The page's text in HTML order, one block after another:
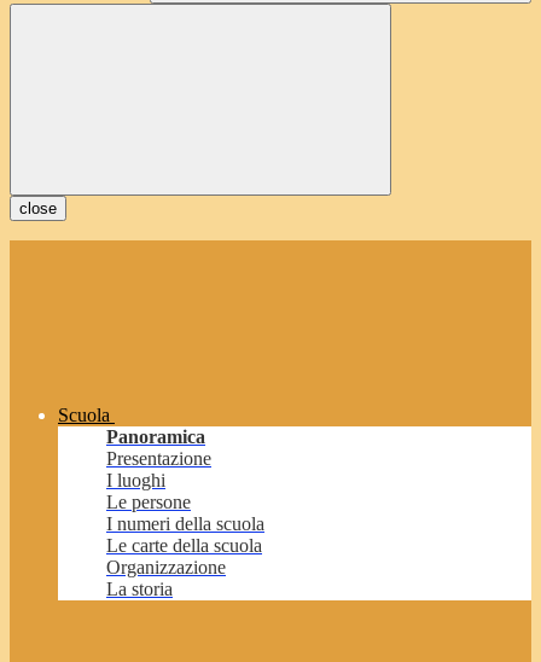
close
Scuola
Panoramica
Presentazione
I luoghi
Le persone
I numeri della scuola
Le carte della scuola
Organizzazione
La storia